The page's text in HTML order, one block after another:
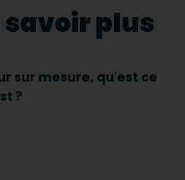
savoir plus
sur mesure, qu'est ce
?